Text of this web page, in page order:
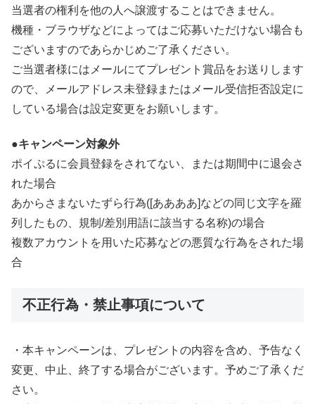
当選者の権利を他の人へ譲渡することはできません。
機種・ブラウザなどによってはご応募いただけない場合も
ございますのであらかじめご了承ください。
ご当選者様にはメールにてプレゼント賞品をお送りします
ので、メールアドレス未登録またはメール受信拒否設定に
している場合は設定変更をお願いします。
●キャンペーン対象外
ポイぷるに会員登録をされてない、または期間中に退会さ
れた場合
あからさまないたずら行為([ああああ]などの同じ文字を羅
列したもの、規制/差別用語に該当する名称)の場合
複数アカウントを用いた応募などの悪質な行為をされた場
合
不正行為・禁止事項について
・本キャンペーンは、プレゼントの内容を含め、予告なく
変更、中止、終了する場合がございます。予めご了承くだ
さい。